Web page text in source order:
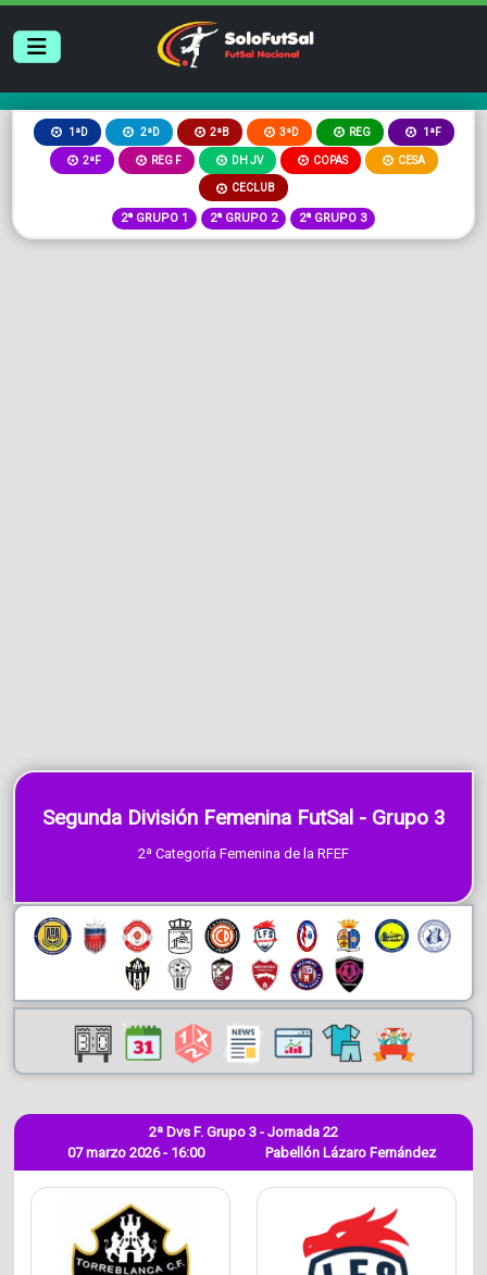
1ªD 2ªD 2ªB 3ªD REG 1ªF
2ªF REG F DH JV COPAS CESA
CECLUB
2ª GRUPO 1 2ª GRUPO 2 2ª GRUPO 3
Segunda División Femenina FutSal - Grupo 3
2ª Categoría Femenina de la RFEF
07 marzo 2026 - 16:00
2ª Dvs F. Grupo 3 - Jornada 22
Pabellón Lázaro Fernández